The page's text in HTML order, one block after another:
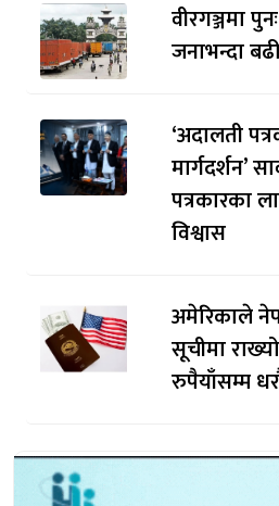
वीरगञ्जमा
जनाभन्दा
‘अदालती
मार्गदर्शन’
पत्रकारका
विश्वास
अमेरिकाले
सूचीमा
रुपैयाँसम्म